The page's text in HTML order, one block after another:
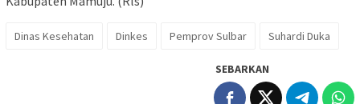
Dinas Kesehatan Dinkes Pemprov Sulbar Suhardi Duka
SEBARKAN